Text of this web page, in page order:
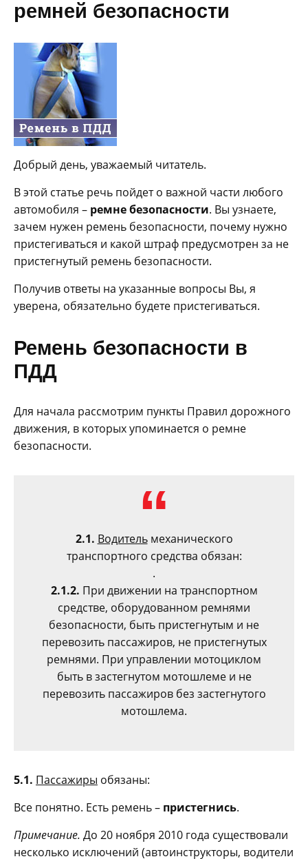
ремней безопасности
Добрый день, уважаемый читатель.
В этой статье речь пойдет о важной части любого
автомобиля – ремне безопасности. Вы узнаете,
зачем нужен ремень безопасности, почему нужно
пристегиваться и какой штраф предусмотрен за не
пристегнутый ремень безопасности.
Получив ответы на указанные вопросы Вы, я
уверена, обязательно будете пристегиваться.
Ремень безопасности в
ПДД
Для начала рассмотрим пункты Правил дорожного
движения, в которых упоминается о ремне
безопасности.
2.1. Водительмеханического
транспортного средства обязан:
.
2.1.2. При движении на транспортном
средстве, оборудованном ремнями
безопасности, быть пристегнутым и не
перевозить пассажиров, не пристегнутых
ремнями. При управлении мотоциклом
быть в застегнутом мотошлеме и не
перевозить пассажиров без застегнутого
мотошлема.
5.1. Пассажиры обязаны:
Все понятно. Есть ремень – пристегнись.
Примечание. До 20 ноября 2010 года существовали
несколько исключений (автоинструкторы, водители